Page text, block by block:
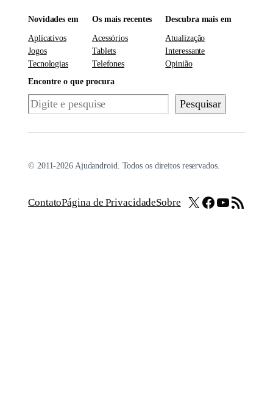
Novidades em
Aplicativos
Jogos
Tecnologias
Os mais recentes
Acessórios
Tablets
Telefones
Descubra mais em
Atualização
Interessante
Opinião
Encontre o que procura
Pesquisar Pesquisar
© 2011-2026 Ajudandroid. Todos os direitos reservados.
ContatoPágina de PrivacidadeSobre X Facebook
Youtube
Feed RSS